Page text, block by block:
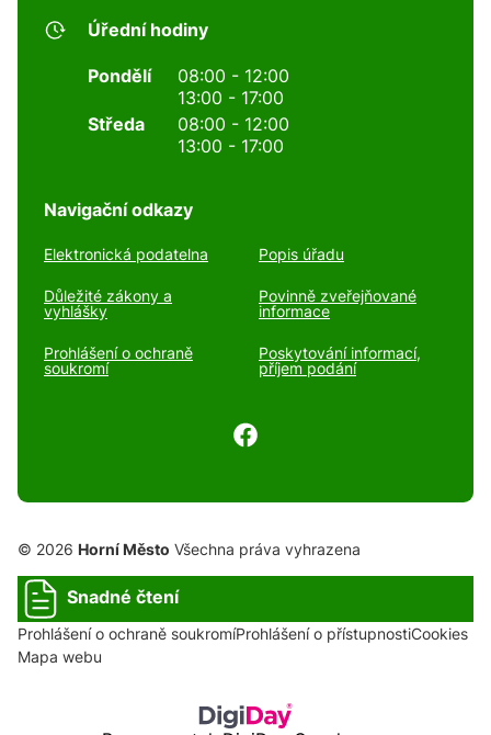
Úřední hodiny
Pondělí
08:00 - 12:00
13:00 - 17:00
Středa
08:00 - 12:00
13:00 - 17:00
Navigační odkazy
Elektronická podatelna Popis úřadu
Důležité zákony a
vyhlášky
Povinně zveřejňované
informace
Prohlášení o ochraně
soukromí
Poskytování informací,
příjem podání
© 2026 Horní Město Všechna práva vyhrazena
Snadné čtení
Prohlášení o ochraně soukromíProhlášení o přístupnostiCookies
Mapa webu